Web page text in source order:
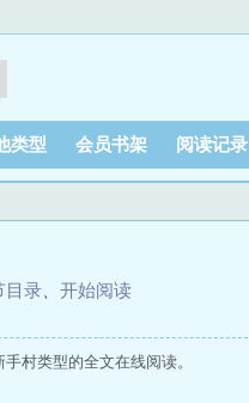
类型 会员书架 阅读记录
目录
开始阅读
村类型的全文在线阅读。